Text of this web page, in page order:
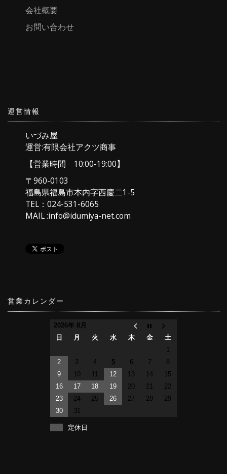
会社概要
お問い合わせ
運営情報
いづみ屋
運営:有限会社アクツ商事
【営業時間 10:00-19:00】
〒960-0103
福島県福島市本内字西慶二1-5
TEL：024-531-6065
MAIL :info@idumiya-net.com
営業カレンダー
2026年 8月
日
月 火 水 木 金
土
1
2
3 4 5 6 7
8
9
10 11 12 13 14
15
16
17 18 19 20 21
22
23
24 25 26 27 28
29
30
31
定休日